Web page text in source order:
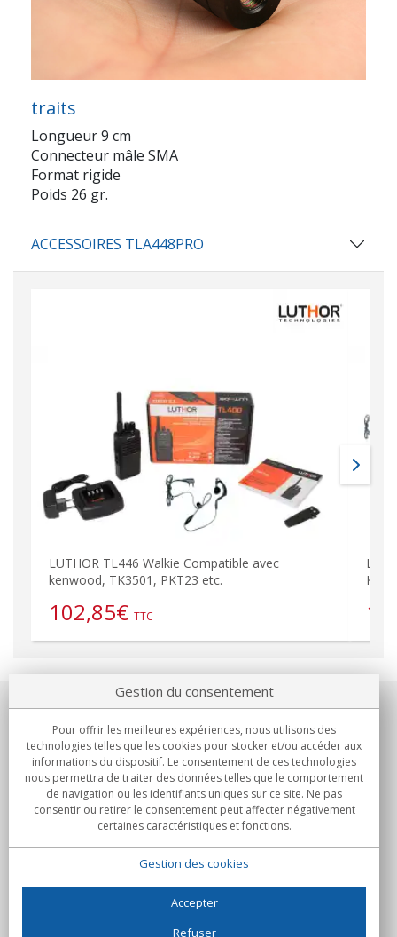
traits
Longueur 9 cm
Connecteur mâle SMA
Format rigide
Poids 26 gr.
ACCESSOIRES TLA448PRO
LUTHOR TL446 Walkie Compatible avec
kenwood, TK3501, PKT23 etc.
102,85€ TTC
Notre société
Engagements
Achats
Gestion du consentement
Pour offrir les meilleures expériences, nous utilisons des
technologies telles que les cookies pour stocker et/ou accéder aux
informations du dispositif. Le consentement de ces technologies
nous permettra de traiter des données telles que le comportement
de navigation ou les identifiants uniques sur ce site. Ne pas
consentir ou retirer le consentement peut affecter négativement
certaines caractéristiques et fonctions.
Gestion des cookies
Accepter
Refuser